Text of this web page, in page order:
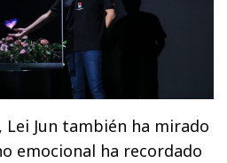
Jun también ha mirado
emocional ha recordado